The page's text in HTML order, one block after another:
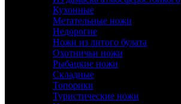
Кухонные
Метательные ножи
Недорогие
Ножи из литого булата
Охотничьи ножи
Рыбацкие ножи
Складные
Топорики
Туристические ножи